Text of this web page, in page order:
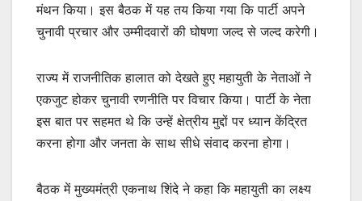
मंथन किया। इस बैठक में यह तय किया गया कि पार्टी अपने
चुनावी प्रचार और उम्मीदवारों की घोषणा जल्द से जल्द करेगी।
राज्य में राजनीतिक हालात को देखते हुए महायुती के नेताओं ने
एकजुट होकर चुनावी रणनीति पर विचार किया। पार्टी के नेता
इस बात पर सहमत थे कि उन्हें क्षेत्रीय मुद्दों पर ध्यान केंद्रित
करना होगा और जनता के साथ सीधे संवाद करना होगा।
बैठक में मुख्यमंत्री एकनाथ शिंदे ने कहा कि महायुती का लक्ष्य